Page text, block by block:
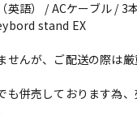
語） / ACケーブル / 3
stand EX
せんが、ご配送の際は
も併売しております為